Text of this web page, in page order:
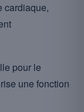
cardiaque,
pour le
une fonction